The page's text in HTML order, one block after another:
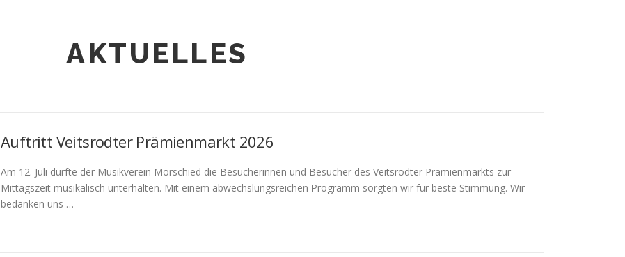
AKTUELLES
Auftritt Veitsrodter Prämienmarkt 2026
Am 12. Juli durfte der Musikverein Mörschied die Besucherinnen und Besucher des Veitsrodter Prämienmarkts zur
Mittagszeit musikalisch unterhalten. Mit einem abwechslungsreichen Programm sorgten wir für beste Stimmung. Wir
bedanken uns …